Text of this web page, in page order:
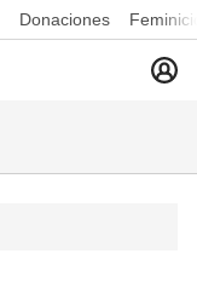
Donaciones